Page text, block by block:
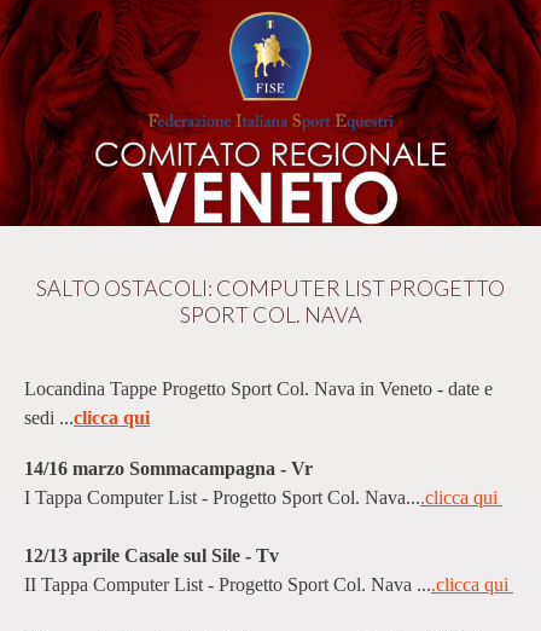
SALTO OSTACOLI: COMPUTER LIST PROGETTO
SPORT COL. NAVA
Locandina Tappe Progetto Sport Col. Nava in Veneto - date e
sedi ...clicca qui
14/16 marzo Sommacampagna - Vr
I Tappa Computer List - Progetto Sport Col. Nava....clicca qui
12/13 aprile Casale sul Sile - Tv
II Tappa Computer List - Progetto Sport Col. Nava ....clicca qui